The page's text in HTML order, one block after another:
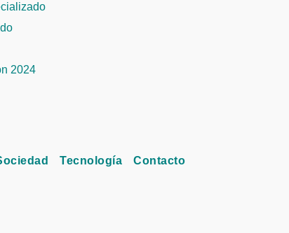
2024
Tecnología Contacto